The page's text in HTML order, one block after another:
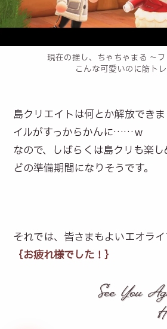
現在の推し、ちゃちゃまる ～
こんな可愛いのに筋ト
島クリエイトは何とか解放でき
イルがすっからかんに……ｗ
なので、しばらくは島クリも楽
どの準備期間になりそうです。
それでは、皆さまもよいエオラ
｛お疲れ様でした！｝